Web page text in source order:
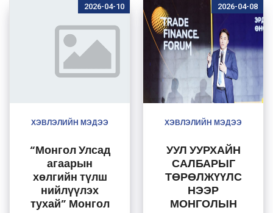
ТОХИРОЛЦЛО
О
ДЭВШҮҮЛЛЭЭ
ХЭВЛЭЛИЙН МЭДЭЭ
2026-04-10
“Монгол Улсад
агаарын
хөлгийн түлш
нийлүүлэх
тухай” Монгол
ХЭВЛЭЛИЙН МЭДЭЭ
2026-04-08
УУЛ УУРХАЙН
САЛБАРЫГ
ТӨРӨЛЖҮҮЛС
НЭЭР
МОНГОЛЫН